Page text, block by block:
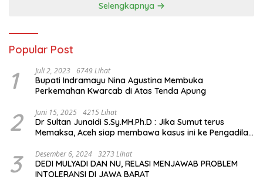
Selengkapnya
Popular Post
1 Juli 2, 2023 6749 Lihat
Bupati Indramayu Nina Agustina Membuka
Perkemahan Kwarcab di Atas Tenda Apung
2 Juni 15, 2025 4215 Lihat
Dr Sultan Junaidi S.Sy.MH.Ph.D : Jika Sumut terus
Memaksa, Aceh siap membawa kasus ini ke Pengadilan
3 Desember 6, 2024 3273 Lihat
DEDI MULYADI DAN NU, RELASI MENJAWAB PROBLEM
INTOLERANSI DI JAWA BARAT